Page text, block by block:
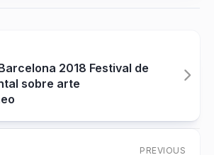
2018 Festival de
sobre arte
PREVIOUS